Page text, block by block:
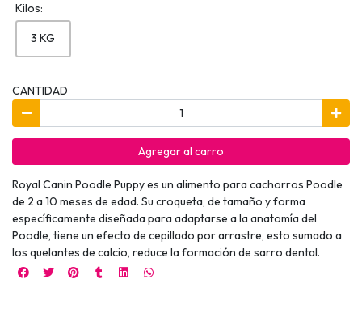
Kilos:
3 KG
CANTIDAD
Agregar al carro
Royal Canin Poodle Puppy es un alimento para cachorros Poodle
de 2 a 10 meses de edad. Su croqueta, de tamaño y forma
específicamente diseñada para adaptarse a la anatomía del
Poodle, tiene un efecto de cepillado por arrastre, esto sumado a
los quelantes de calcio, reduce la formación de sarro dental.